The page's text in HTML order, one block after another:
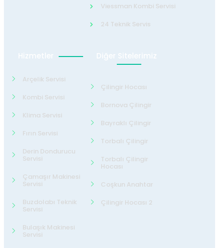
Viessman Kombi Servisi
24 Teknik Servis
Hizmetler
Arçelik Servisi
Kombi Servisi
Klima Servisi
Fırın Servisi
Derin Dondurucu
Servisi
Çamaşır Makinesi
Servisi
Buzdolabı Teknik
Servisi
Bulaşık Makinesi
Servisi
Diğer Sitelerimiz
Çilingir Hocası
Bornova Çilingir
Bayraklı Çilingir
Torbalı Çilingir
Torbalı Çilingir
Hocası
Coşkun Anahtar
Çilingir Hocası 2